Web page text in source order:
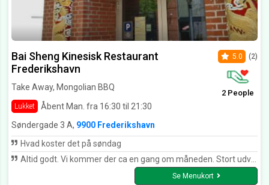
Bai Sheng Kinesisk Restaurant
Frederikshavn
Take Away, Mongolian BBQ
Lukket Åbent Man. fra 16:30 til 21:30
5.0 (2)
2 People
Søndergade 3 A, 9900 Frederikshavn
Hvad koster det på søndag
Altid godt. Vi kommer der ca en gang om måneden. Stort udvalg. De der klager bør ikke gå på kinesisk restaurant men snuppe en burger på en grill bar
Se Menukort